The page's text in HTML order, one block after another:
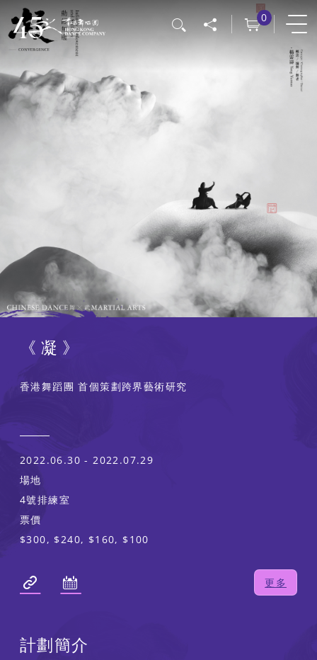
至
容
0
《凝》
香港舞蹈團 首個策劃跨界藝術研究
更多
2022.06.30 - 2022.07.29
場地
4號排練室
票價
$300, $240, $160, $100
計劃簡介